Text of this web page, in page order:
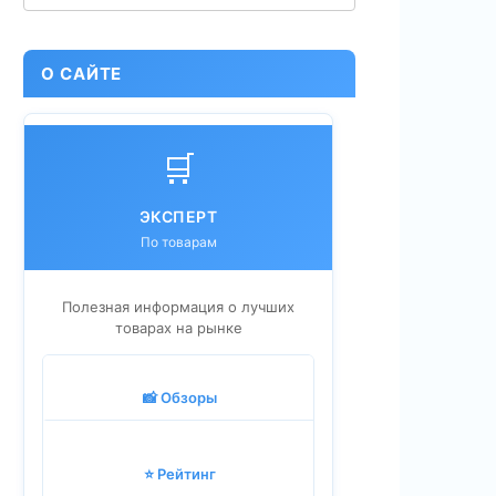
О САЙТЕ
🛒
ЭКСПЕРТ
По товарам
Полезная информация о лучших
товарах на рынке
📸 Обзоры
⭐ Рейтинг